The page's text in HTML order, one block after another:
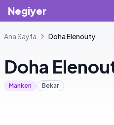
Negiyer
Ana Sayfa DohaElenouty
Doha
Manken Bekar